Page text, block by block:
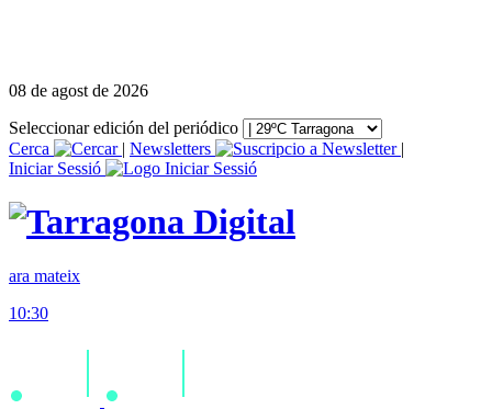
08 de agost de 2026
Seleccionar edición del periódico
Cerca
| Newsletters
|
Iniciar Sessió
ara mateix
10:30